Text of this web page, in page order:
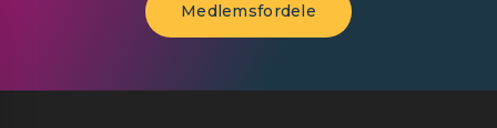
Medlemsfordele